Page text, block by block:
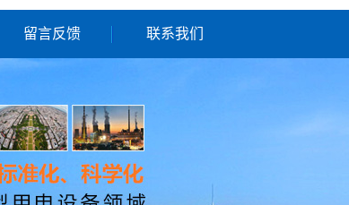
留言反馈 联系我们